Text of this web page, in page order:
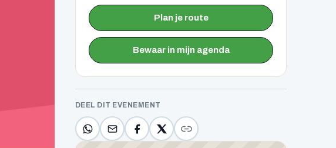
Plan je route
Bewaar in mijn agenda
DEEL DIT EVENEMENT